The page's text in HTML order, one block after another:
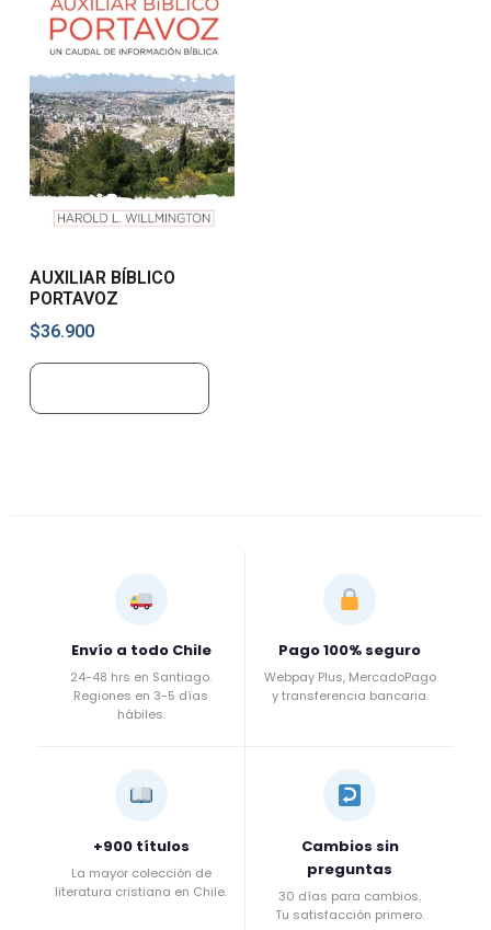
AUXILIAR BÍBLICO
PORTAVOZ
$36.900
Envío a todo Chile
24-48 hrs en Santiago.
Regiones en 3-5 días
hábiles.
Pago 100% seguro
Webpay Plus, MercadoPago
y transferencia bancaria.
+900 títulos
La mayor colección de
literatura cristiana en Chile.
Cambios sin
preguntas
30 días para cambios.
Tu satisfacción primero.